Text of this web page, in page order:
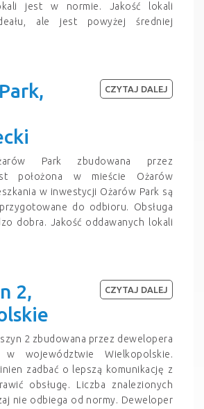
jest w normie. Jakość lokali
ale jest powyżej średniej
Park zbudowana przez
położona w mieście Ożarów
w inwestycji Ożarów Park są
do odbioru. Obsługa
dobra. Jakość oddawanych lokali
CZYTAJ DALEJ
2,
2 zbudowana przez dewelopera
w województwie Wielkopolskie.
zadbać o lepszą komunikację z
obsługę. Liczba znalezionych
nie odbiega od normy. Deweloper
CZYTAJ DALEJ